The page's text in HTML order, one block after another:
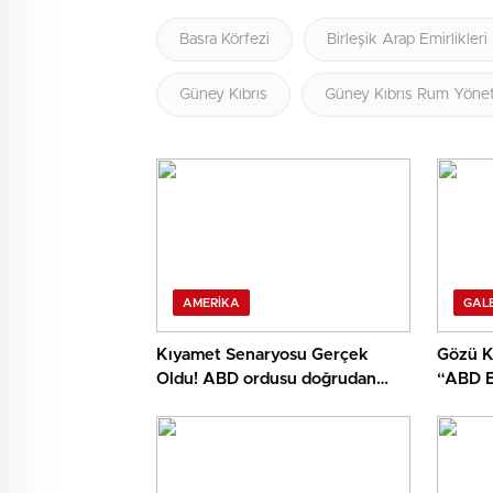
Basra Körfezi Birleşik Arap Emirlikleri
Güney Kıbrıs Güney Kıbrıs Rum
AMERIKA
Kıyamet Senaryosu Gerçek
Oldu! ABD ordusu doğrudan
Gözü
“ABD